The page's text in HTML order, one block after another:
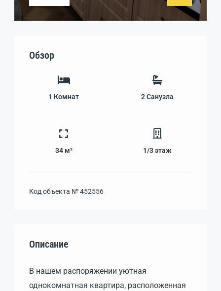
Обзор
1 Комнат 2Санузла
34 м² 1/3этаж
Код объекта №452556
Описание
В нашем распоряжении уютная
однокомнатная квартира, расположенная